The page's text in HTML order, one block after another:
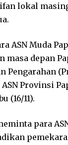
lokal
ASN Muda
depan
Pengarahan
Provinsi
(16/11).
para